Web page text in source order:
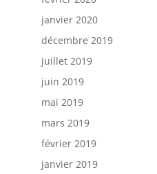
janvier 2020
décembre 2019
juillet 2019
juin 2019
mai 2019
mars 2019
février 2019
janvier 2019